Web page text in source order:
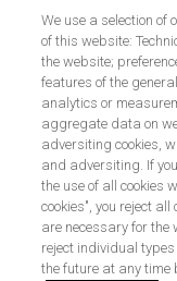
Preguntas
Proceso de
Aviso legal
We use a selection of
of this website:
the website;
features of the
analytics or
aggregate data on
adversiting cookies,
and adversiting. If
the use of all cookies
cookies", you reject
are necessary for the
reject individual types
the future at any time